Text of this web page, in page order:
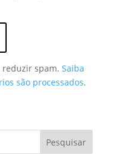
reduzir spam. Saiba
são processados.
Pesquisar